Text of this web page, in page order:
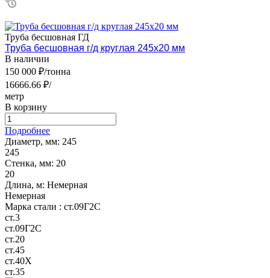
Труба бесшовная ГД
Труба бесшовная г/д круглая 245х20 мм
В наличии
150 000 ₽/тонна
16666.66 ₽/
метр
В корзину
Подробнее
Диаметр, мм: 245
245
Стенка, мм: 20
20
Длина, м: Немерная
Немерная
Марка стали : ст.09Г2С
ст.3
ст.09Г2С
ст.20
ст.45
ст.40Х
ст.35